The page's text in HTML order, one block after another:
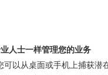
人士一样管理您的业务
可以从桌面或手机上捕获潜